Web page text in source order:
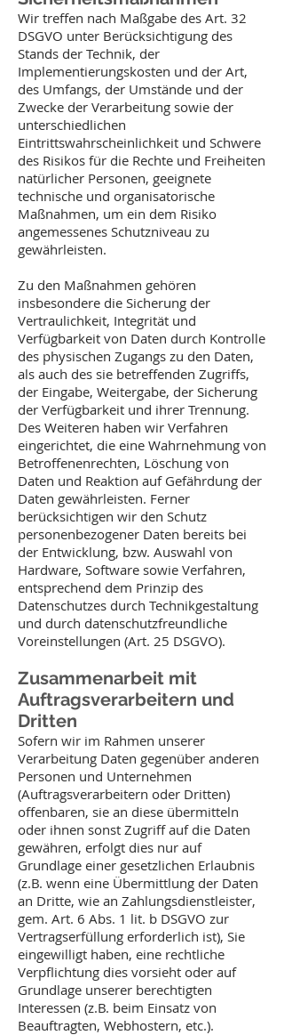
Wir treffen nach Maßgabe des Art. 32
DSGVO unter Berücksichtigung des
Stands der Technik, der
Implementierungskosten und der Art,
des Umfangs, der Umstände und der
Zwecke der Verarbeitung sowie der
unterschiedlichen
Eintrittswahrscheinlichkeit und Schwere
des Risikos für die Rechte und Freiheiten
natürlicher Personen, geeignete
technische und organisatorische
Maßnahmen, um ein dem Risiko
angemessenes Schutzniveau zu
gewährleisten.
Zu den Maßnahmen gehören
insbesondere die Sicherung der
Vertraulichkeit, Integrität und
Verfügbarkeit von Daten durch Kontrolle
des physischen Zugangs zu den Daten,
als auch des sie betreffenden Zugriffs,
der Eingabe, Weitergabe, der Sicherung
der Verfügbarkeit und ihrer Trennung.
Des Weiteren haben wir Verfahren
eingerichtet, die eine Wahrnehmung von
Betroffenenrechten, Löschung von
Daten und Reaktion auf Gefährdung der
Daten gewährleisten. Ferner
berücksichtigen wir den Schutz
personenbezogener Daten bereits bei
der Entwicklung, bzw. Auswahl von
Hardware, Software sowie Verfahren,
entsprechend dem Prinzip des
Datenschutzes durch Technikgestaltung
und durch datenschutzfreundliche
Voreinstellungen (Art. 25 DSGVO).
Zusammenarbeit mit
Auftragsverarbeitern und
Dritten
Sofern wir im Rahmen unserer
Verarbeitung Daten gegenüber anderen
Personen und Unternehmen
(Auftragsverarbeitern oder Dritten)
offenbaren, sie an diese übermitteln
oder ihnen sonst Zugriff auf die Daten
gewähren, erfolgt dies nur auf
Grundlage einer gesetzlichen Erlaubnis
(z.B. wenn eine Übermittlung der Daten
an Dritte, wie an Zahlungsdienstleister,
gem. Art. 6 Abs. 1 lit. b DSGVO zur
Vertragserfüllung erforderlich ist), Sie
eingewilligt haben, eine rechtliche
Verpflichtung dies vorsieht oder auf
Grundlage unserer berechtigten
Interessen (z.B. beim Einsatz von
Beauftragten, Webhostern, etc.).